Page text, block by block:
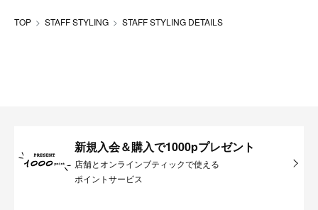
TOP STAFF STYLING STAFF STYLING DETAILS
新規入会＆購入で1000pプレゼント
店舗とオンラインブティックで使える
ポイントサービス